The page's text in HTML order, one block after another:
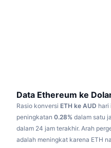
Olahraga
Keuangan
RSI
MACD
Riset
Video
Glosarium
Data Ethereum ke
Rasio konversi ETH ke AUD hari
peningkatan 0.28% dalam satu
dalam 24 jam terakhir. Arah
adalah meningkat karena ETH